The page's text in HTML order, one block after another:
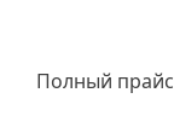
Полный